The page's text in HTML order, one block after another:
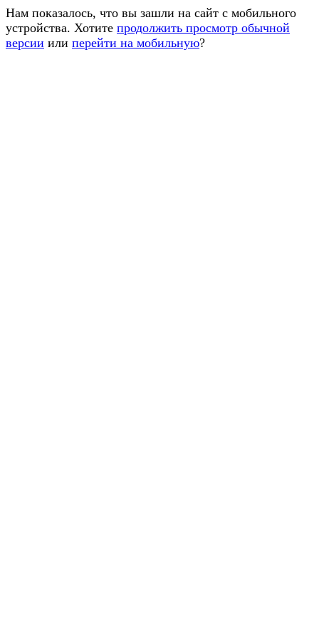
Нам показалось, что вы зашли на сайт с мобильного
устройства. Хотите продолжить просмотр обычной
версии или перейти на мобильную?